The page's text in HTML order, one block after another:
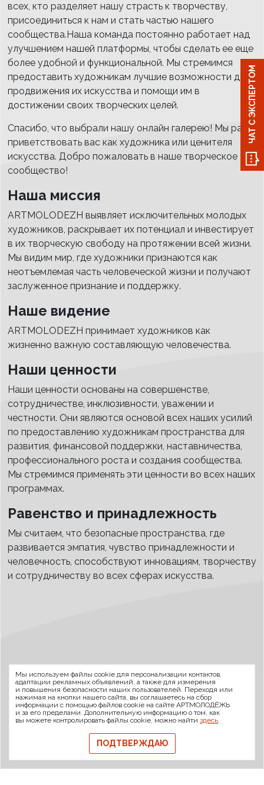
всех, кто разделяет нашу страсть к творчеству,
присоединиться к нам и стать частью нашего
сообщества.Наша команда постоянно работает над
улучшением нашей платформы, чтобы сделать ее еще
более удобной и функциональной. Мы стремимся
предоставить художникам лучшие возможности для
продвижения их искусства и помощи им в
достижении своих творческих целей.
Спасибо, что выбрали нашу онлайн галерею! Мы рады
приветствовать вас как художника или ценителя
искусства. Добро пожаловать в наше творческое
сообщество!
Наша миссия
ARTMOLODEZH выявляет исключительных молодых
художников, раскрывает их потенциал и инвестирует
в их творческую свободу на протяжении всей жизни.
Мы видим мир, где художники признаются как
неотъемлемая часть человеческой жизни и получают
заслуженное признание и поддержку.
Наше видение
ARTMOLODEZH принимает художников как
жизненно важную составляющую человечества.
Наши ценности
Наши ценности основаны на совершенстве,
сотрудничестве, инклюзивности, уважении и
честности. Они являются основой всех наших усилий
по предоставлению художникам пространства для
развития, финансовой поддержки, наставничества,
профессионального роста и создания сообщества.
Мы стремимся применять эти ценности во всех наших
программах.
Равенство и принадлежность
Мы считаем, что безопасные пространства, где
развивается эмпатия, чувство принадлежности и
человечность, способствуют инновациям, творчеству
и сотрудничеству во всех сферах искусства.
О проекте FAQ
Банковские реквизиты
Сообщить о баге
© 2026 АРТМОЛОДЁЖЬ
Политика конфиденциальности
Политика обмена и возврата
Свидетельство на товарный знак
Публичная оферта
ЧАТ С ЭКСПЕРТОМ
Мы используем файлы cookie для персонализации контактов,
адаптации рекламных объявлений, а также для измерения
и повышения безопасности наших пользователей. Переходя или
нажимая на кнопки нашего сайта, вы соглашаетесь на сбор
информации с помощью файлов cookie на сайте АРТМОЛОДЁЖЬ
и за его пределами. Дополнительную информацию о том, как
вы можете контролировать файлы cookie, можно найти здесь.
ПОДТВЕРЖДАЮ